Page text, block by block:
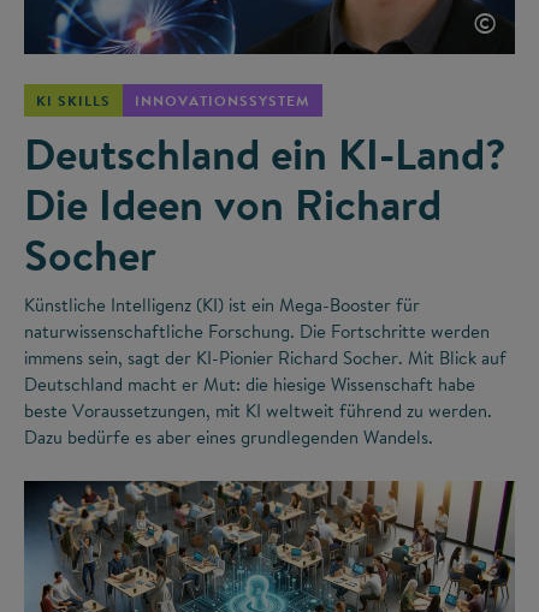
©
KI SKILLS INNOVATIONSSYSTEM
Deutschland ein KI-Land?
Die Ideen von Richard
Socher
Künstliche Intelligenz (KI) ist ein Mega-Booster für
naturwissenschaftliche Forschung. Die Fortschritte werden
immens sein, sagt der KI-Pionier Richard Socher. Mit Blick auf
Deutschland macht er Mut: die hiesige Wissenschaft habe
beste Voraussetzungen, mit KI weltweit führend zu werden.
Dazu bedürfe es aber eines grundlegenden Wandels.